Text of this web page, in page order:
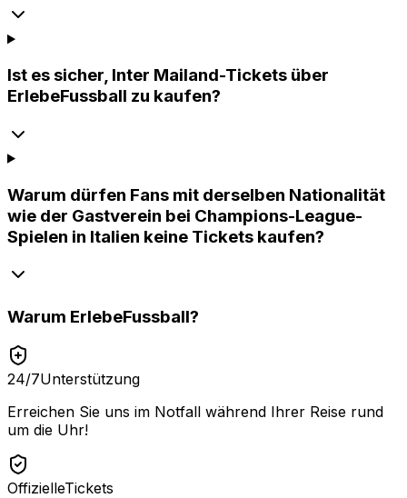
Ist es sicher, Inter Mailand-Tickets über
ErlebeFussball zu kaufen?
Warum dürfen Fans mit derselben Nationalität
wie der Gastverein bei Champions-League-
Spielen in Italien keine Tickets kaufen?
Warum ErlebeFussball?
24/7Unterstützung
Erreichen Sie uns im Notfall während Ihrer Reise rund
um die Uhr!
OffizielleTickets